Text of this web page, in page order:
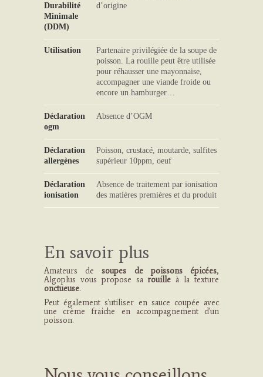
Durabilité
Minimale
(DDM)
d’origine
Utilisation
Partenaire privilégiée de la soupe de
poisson. La rouille peut être utilisée
pour réhausser une mayonnaise,
accompagner une viande froide ou
encore un hamburger…
Déclaration
ogm
Absence d’OGM
Déclaration
allergènes
Poisson, crustacé, moutarde, sulfites
supérieur 10ppm, oeuf
Déclaration
ionisation
Absence de traitement par ionisation
des matières premières et du produit
En savoir plus
Amateurs desoupes de poissons épicées,
Algoplus vous propose sarouille à la texture
onctueuse.
Peut également s'utiliser en sauce coupée avec
une crème fraiche en accompagnement d'un
poisson.